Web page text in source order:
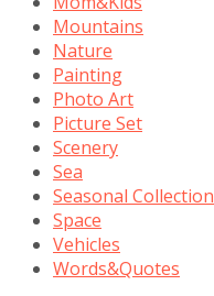
Mountains
Nature
Painting
Photo Art
Picture Set
Scenery
Sea
Seasonal Collection
Space
Vehicles
Words&Quotes